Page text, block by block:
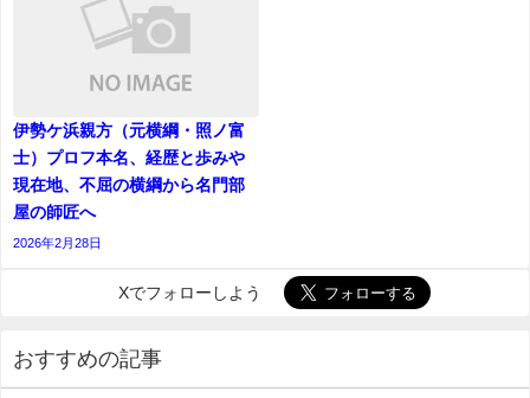
伊勢ケ浜親方（元横綱・照ノ富
士）プロフ本名、経歴と歩みや
現在地、不屈の横綱から名門部
屋の師匠へ
2026年2月28日
Xでフォローしよう
おすすめの記事